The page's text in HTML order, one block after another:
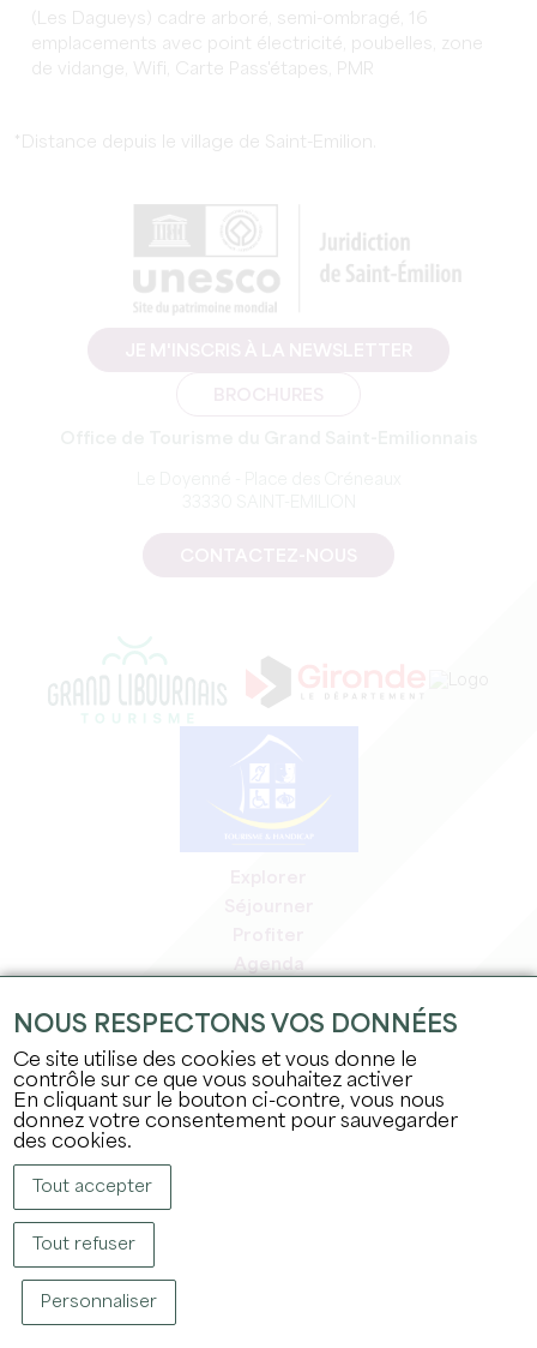
(Les Dagueys) cadre arboré, semi-ombragé, 16
emplacements avec point électricité, poubelles, zone
de vidange, Wifi, Carte Pass'étapes, PMR
*Distance depuis le village de Saint-Emilion.
Agenda
Espace adhérents
Espace presse
Emplois & stages
Mentions légales
COPYRIGHT © 2026 OFFICE DE TOURISME DU GRAND SAINT-ÉMILIONNAIS
NOUS RESPECTONS VOS DONNÉES
Ce site utilise des cookies et vous donne le
contrôle sur ce que vous souhaitez activer
En cliquant sur le bouton ci-contre, vous nous
donnez votre consentement pour sauvegarder
des cookies.
Tout accepter
Tout refuser
Personnaliser